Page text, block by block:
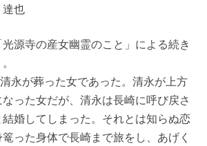
也
源寺の産女幽霊のこと」による続き
永が葬った女であった。清永が上方
った女だが、清永は長崎に呼び戻さ
婚してしまった。それとは知らぬ恋
った身体で長崎まで旅をし、あげく